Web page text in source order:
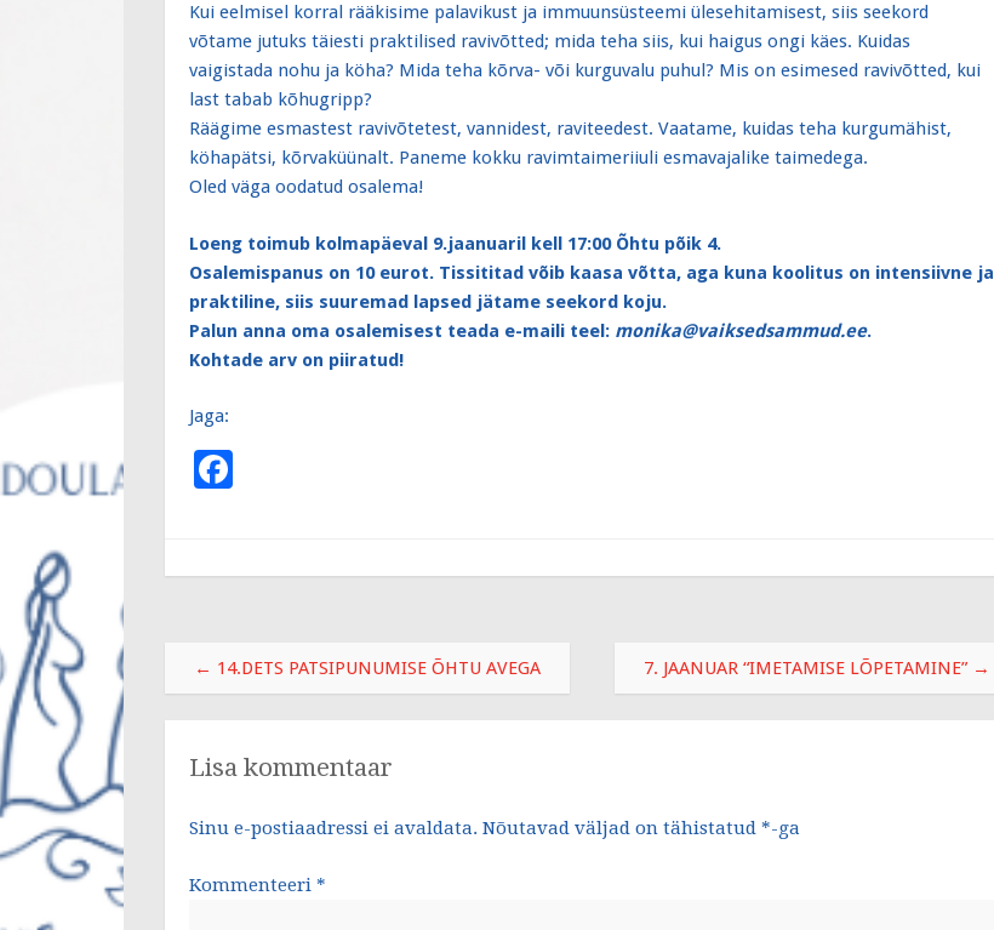
Kui eelmisel korral rääkisime palavikust ja immuunsüsteemi ülesehitamisest, siis seekord
võtame jutuks täiesti praktilised ravivõtted; mida teha siis, kui haigus ongi käes. Kuidas
vaigistada nohu ja köha? Mida teha kõrva- või kurguvalu puhul? Mis on esimesed ravivõtted, kui
last tabab kõhugripp?
Räägime esmastest ravivõtetest, vannidest, raviteedest. Vaatame, kuidas teha kurgumähist,
köhapätsi, kõrvaküünalt. Paneme kokku ravimtaimeriiuli esmavajalike taimedega.
Oled väga oodatud osalema!
Loeng toimub kolmapäeval 9.jaanuaril kell 17:00 Õhtu põik 4.
Osalemispanus on 10 eurot. Tissititad võib kaasa võtta, aga kuna koolitus on intensiivne ja
praktiline, siis suuremad lapsed jätame seekord koju.
Palun anna oma osalemisest teada e-maili teel: monika@vaiksedsammud.ee.
Kohtade arv on piiratud!
Jaga:
b
o
k
Post
navigation
← 14.DETS PATSIPUNUMISE ÕHTU AVEGA 7. JAANUAR “IMETAMISE LÕPETAMINE” →
Lisa kommentaar
Sinu e-postiaadressi ei avaldata. Nõutavad väljad on tähistatud *-ga
Kommenteeri *